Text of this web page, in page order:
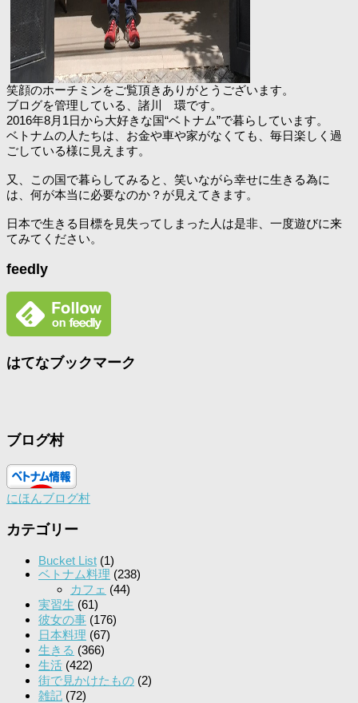
笑顔のホーチミンをご覧頂きありがとうございます。
ブログを管理している、諸川 環です。
2016年8月1日から大好きな国“ベトナム”で暮らしています。
ベトナムの人たちは、お金や車や家がなくても、毎日楽しく過
ごしている様に見えます。
又、この国で暮らしてみると、笑いながら幸せに生きる為に
は、何が本当に必要なのか？が見えてきます。
日本で生きる目標を見失ってしまった人は是非、一度遊びに来
てみてください。
feedly
はてなブックマーク
ブログ村
にほんブログ村
カテゴリー
Bucket List (1)
ベトナム料理 (238)
カフェ (44)
実習生 (61)
彼女の事 (176)
日本料理 (67)
生きる (366)
生活 (422)
街で見かけたもの (2)
雑記 (72)